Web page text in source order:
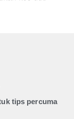
tips percuma